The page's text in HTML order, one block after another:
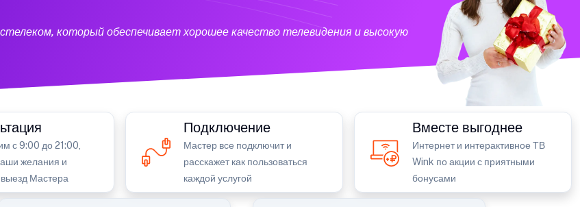
который обеспечивает хорошее качество телевидения и высокую
с 9:00 до 21:00,
желания и
Мастера
Подключение
Мастер все подключит и
расскажет как пользоваться
каждой услугой
Вместе выгоднее
Интернет и интерактивное ТВ
Wink по акции с приятными
бонусами